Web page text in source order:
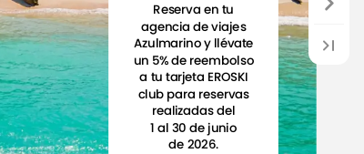
Reserva en tu
agencia deviajes
Azulmarinoy llévate
un 5%de reembolso
a tu tarjeta EROSKI
club para reservas
realizadas del
1 al 30 dejunio
de 2026.